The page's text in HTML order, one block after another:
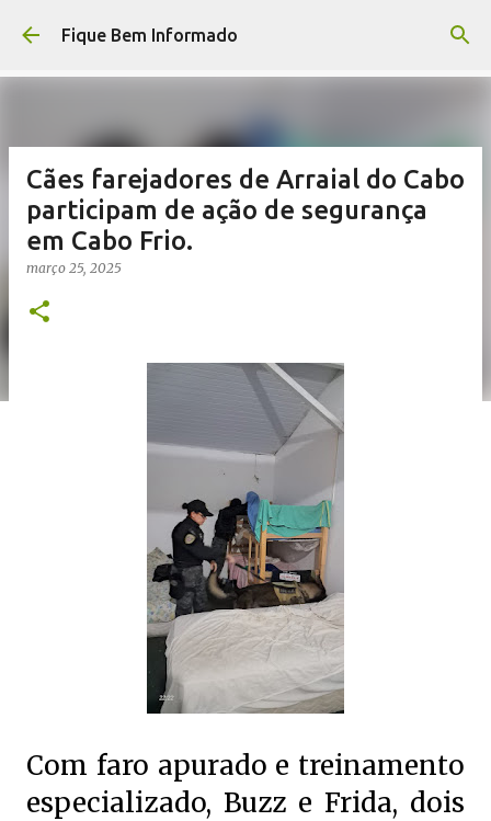
Pular para o conteúdo principal
Fique Bem Informado
Cães farejadores de Arraial do Cabo
participam de ação de segurança
em Cabo Frio.
março 25, 2025
Com faro apurado e treinamento
especializado, Buzz e Frida, dois